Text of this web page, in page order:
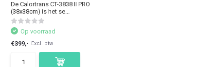
De Calortrans CT-3838 II PRO
(38x38cm) is het se...
Op voorraad
€399,- Excl. btw